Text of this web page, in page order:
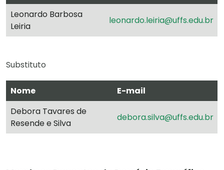
Leonardo Barbosa
Leiria
leonardo.leiria@uffs.edu.br
Substituto
Nome
E-mail
Debora Tavares de
Resende e Silva
debora.silva@uffs.edu.br